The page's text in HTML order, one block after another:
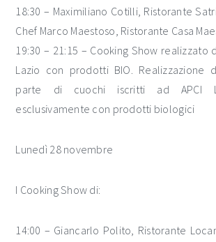
18:30 – Maximiliano Cotilli, Ristorante
Chef Marco Maestoso, Ristorante Casa
19:30 – 21:15 – Cooking Show realizzato
Lazio con prodotti BIO. Realizzazione
parte di cuochi iscritti ad APCI
esclusivamente con prodotti biologici
Lunedì 28 novembre
I Cooking Show di:
14:00 – Giancarlo Polito, Ristorante